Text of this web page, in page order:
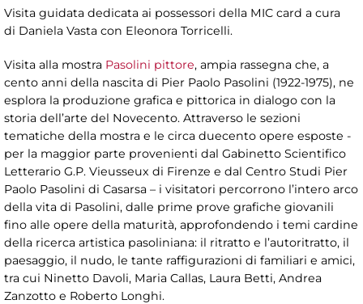
Visita guidata dedicata ai possessori della MIC card a cura
di Daniela Vasta con Eleonora Torricelli.
Visita alla mostra Pasolini pittore, ampia rassegna che, a
cento anni della nascita di Pier Paolo Pasolini (1922-1975), ne
esplora la produzione grafica e pittorica in dialogo con la
storia dell’arte del Novecento. Attraverso le sezioni
tematiche della mostra e le circa duecento opere esposte -
per la maggior parte provenienti dal Gabinetto Scientifico
Letterario G.P. Vieusseux di Firenze e dal Centro Studi Pier
Paolo Pasolini di Casarsa – i visitatori percorrono l’intero arco
della vita di Pasolini, dalle prime prove grafiche giovanili
fino alle opere della maturità, approfondendo i temi cardine
della ricerca artistica pasoliniana: il ritratto e l’autoritratto, il
paesaggio, il nudo, le tante raffigurazioni di familiari e amici,
tra cui Ninetto Davoli, Maria Callas, Laura Betti, Andrea
Zanzotto e Roberto Longhi.